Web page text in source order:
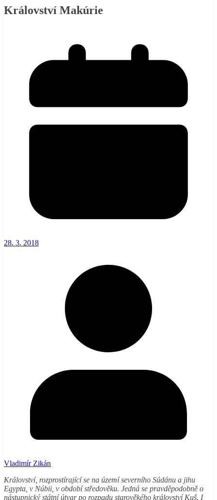
Království Makúrie
28. 3. 2018
Vladimír Zikán
Království, rozprostírající se na území severního Súdánu a jihu
Egypta, v Núbii, v období středověku. Jedná se pravděpodobně o
nástupnický státní útvar po rozpadu starověkého království Kuš. I